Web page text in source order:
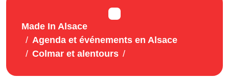
Made In Alsace
Agenda et événements en Alsace
Colmar et alentours